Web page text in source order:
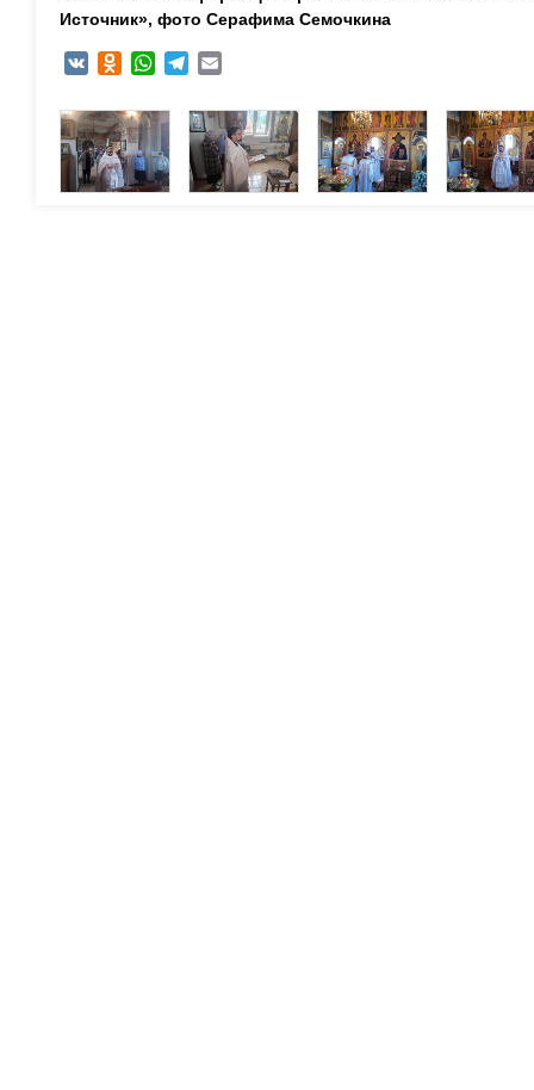
Источник», фото Серафима Семочкина
VK Odnoklassniki
WhatsAppTelegram